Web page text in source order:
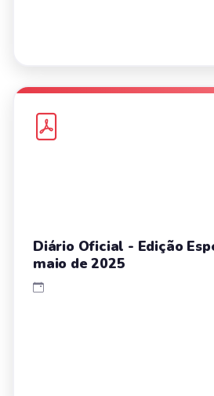
Diário Oficial - Edição
maio de 2025